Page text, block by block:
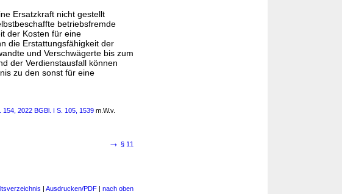
Ersatzkraft nicht gestellt
betriebsfremde
der Kosten für eine
die Erstattungsfähigkeit der
und Verschwägerte bis zum
der Verdienstausfall können
zu den sonst für eine
2022 BGBl. I S. 105, 1539 m.W.v.
→ § 11
| Ausdrucken/PDF | nach oben